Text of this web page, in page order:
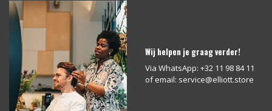
Wij helpen je graag verder!
Via WhatsApp: +32 11 98 84 11
of email: service@elliott.store